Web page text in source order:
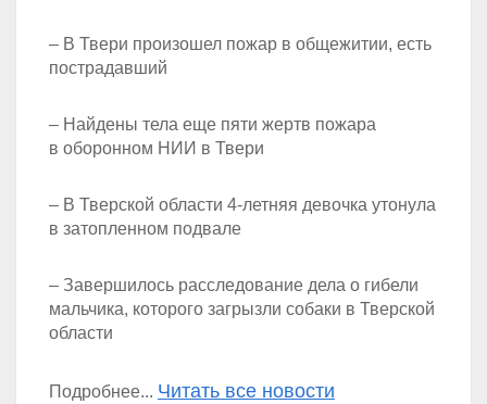
– В Твери произошел пожар в общежитии, есть
пострадавший
– Найдены тела еще пяти жертв пожара
в оборонном НИИ в Твери
– В Тверской области 4-летняя девочка утонула
в затопленном подвале
– Завершилось расследование дела о гибели
мальчика, которого загрызли собаки в Тверской
области
Подробнее... Читать все новости